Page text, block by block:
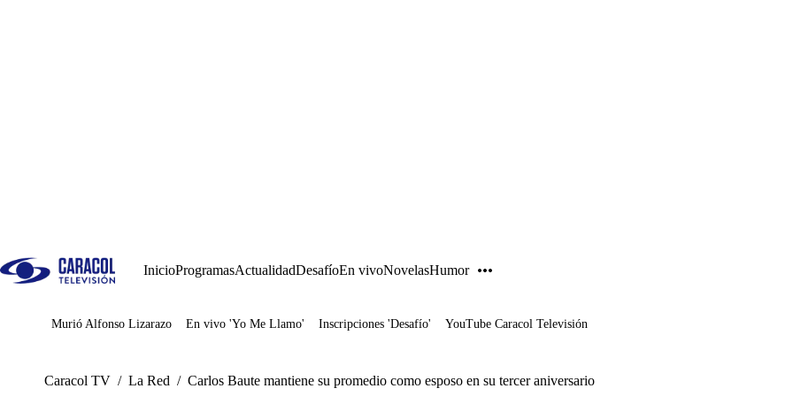
InicioProgramasActualidadDesafíoEn vivoNovelasHumor
Juegos
Murió Alfonso Lizarazo En vivo 'Yo Me Llamo' Inscripciones 'Desafío' YouTube Caracol Televisión
Caracol TV / La Red / Carlos Baute mantiene su promedio como esposo en su tercer aniversario